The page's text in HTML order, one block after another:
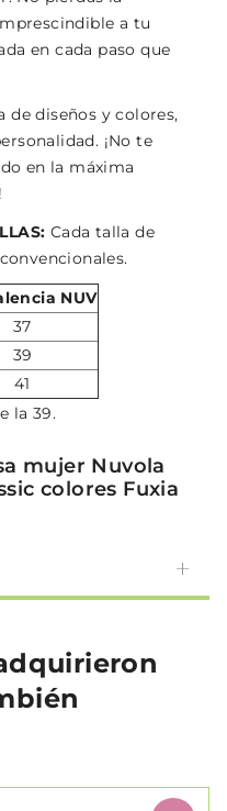
a tu
en cada paso que
de diseños y colores,
¡No te
en la máxima
Cada talla de
NUV
37
39
41
la 39.
mujer Nuvola
colores Fuxia